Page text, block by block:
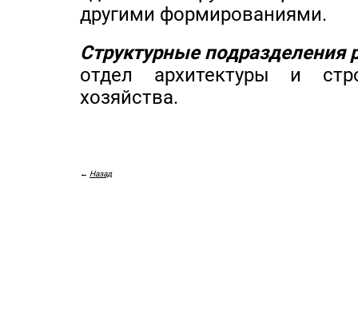
другими формированиями.
Структурные подразделения
отдел архитектуры и
хозяйства.
← Назад